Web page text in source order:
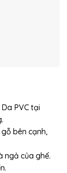
PVC tại
bên cạnh,
ngả của ghế.